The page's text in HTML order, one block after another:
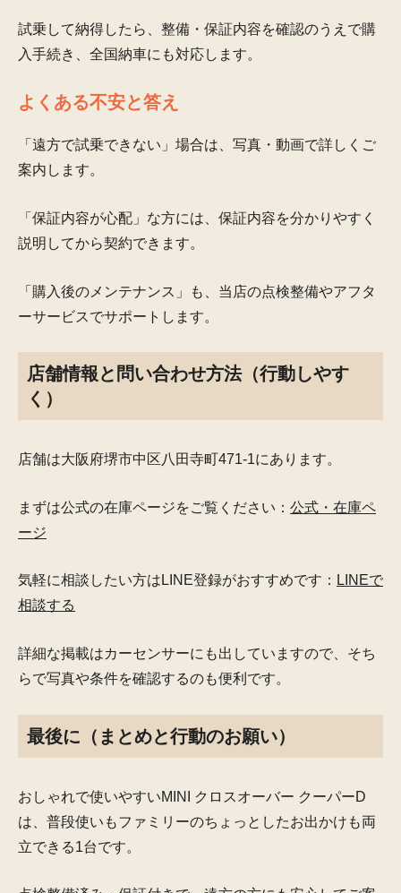
試乗して納得したら、整備・保証内容を確認のうえで購
入手続き、全国納車にも対応します。
よくある不安と答え
「遠方で試乗できない」場合は、写真・動画で詳しくご
案内します。
「保証内容が心配」な方には、保証内容を分かりやすく
説明してから契約できます。
「購入後のメンテナンス」も、当店の点検整備やアフタ
ーサービスでサポートします。
店舗情報と問い合わせ方法（行動しやす
く）
店舗は大阪府堺市中区八田寺町471-1にあります。
まずは公式の在庫ページをご覧ください： 公式・在庫ペ
ージ
気軽に相談したい方はLINE登録がおすすめです： LINEで
相談する
詳細な掲載はカーセンサーにも出していますので、そち
らで写真や条件を確認するのも便利です。
最後に（まとめと行動のお願い）
おしゃれで使いやすいMINI クロスオーバー クーパーD
は、普段使いもファミリーのちょっとしたお出かけも両
立できる1台です。